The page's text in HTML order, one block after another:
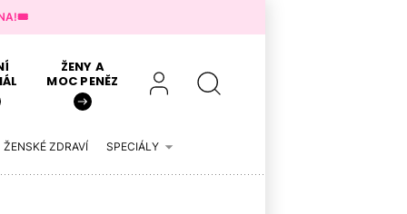
ŽENY A
MOC PENĚZ
ŽENSKÉ ZDRAVÍ SPECIÁLY